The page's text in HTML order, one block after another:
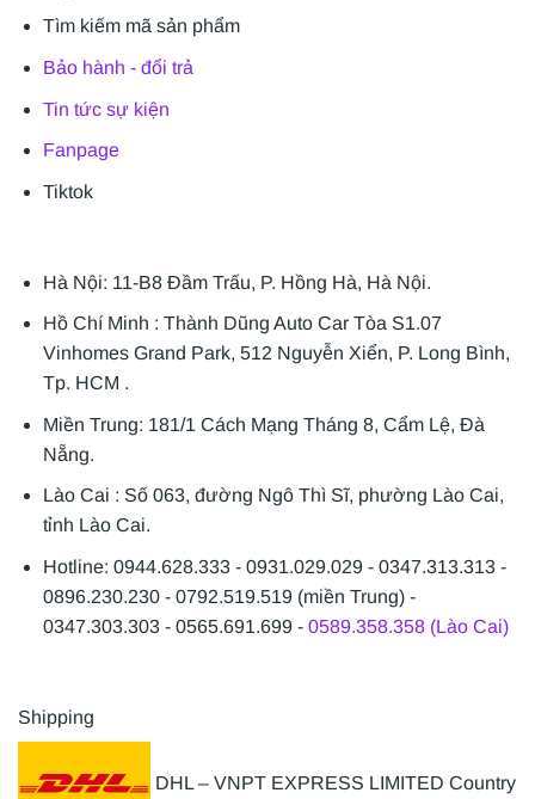
Tìm kiếm mã sản phẩm
Bảo hành - đổi trả
Tin tức sự kiện
Fanpage
Tiktok
Hà Nội: 11-B8 Đầm Trấu, P. Hồng Hà, Hà Nội.
Hồ Chí Minh : Thành Dũng Auto Car Tòa S1.07
Vinhomes Grand Park, 512 Nguyễn Xiển, P. Long Bình,
Tp. HCM .
Miền Trung: 181/1 Cách Mạng Tháng 8, Cẩm Lệ, Đà
Nẵng.
Lào Cai : Số 063, đường Ngô Thì Sĩ, phường Lào Cai,
tỉnh Lào Cai.
Hotline: 0944.628.333 - 0931.029.029 - 0347.313.313 -
0896.230.230 - 0792.519.519 (miền Trung) -
0347.303.303 - 0565.691.699 - 0589.358.358 (Lào Cai)
Shipping
DHL – VNPT EXPRESS LIMITED Country